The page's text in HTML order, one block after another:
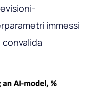
immessi
convalida